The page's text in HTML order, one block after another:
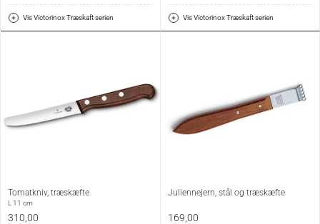
Vis Victorinox Træskaft serien Vis Victorinox Træskaft serien
Tomatkniv, træskæfte
L 11 cm
310,00
Juliennejern, stål og træskæfte
169,00